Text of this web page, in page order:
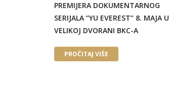
PREMIJERA DOKUMENTARNOG
SERIJALA “YU EVEREST” 8. MAJA U
VELIKOJ DVORANI BKC-A
PROČITAJ VIŠE